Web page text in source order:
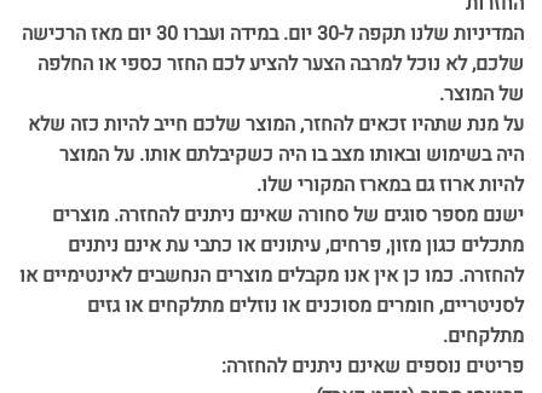
המדיניות שלנו תקפה ל-30 יום. במידה ועברו 30 יום מאז הרכישה
שלכם, לא נוכל למרבה הצער להציע לכם החזר כספי או החלפה
של המוצר.
על מנת שתהיו זכאים להחזר, המוצר שלכם חייב להיות כזה שלא
היה בשימוש ובאותו מצב בו היה כשקיבלתם אותו. על המוצר
להיות ארוז גם במארז המקורי שלו.
ישנם מספר סוגים של סחורה שאינם ניתנים להחזרה. מוצרים
מתכלים כגון מזון, פרחים, עיתונים או כתבי עת אינם ניתנים
להחזרה. כמו כן אין אנו מקבלים מוצרים הנחשבים לאינטימיים או
לסניטריים, חומרים מסוכנים או נוזלים מתלקחים או גזים
מתלקחים.
פריטים נוספים שאינם ניתנים להחזרה: